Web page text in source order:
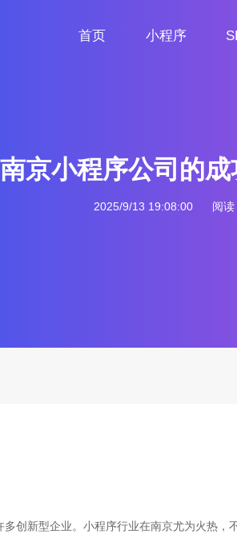
首页
小程序
南京小程序公司的
2025/9/13 19:08:00 阅
创新型企业。小程序行业在南京尤为火热，